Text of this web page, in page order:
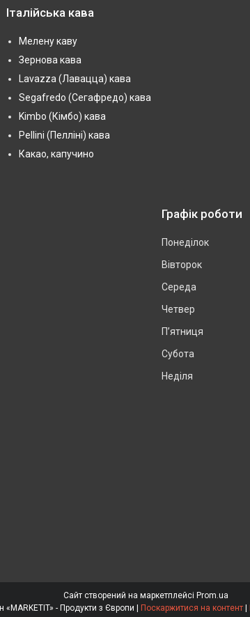
Італійська кава
Мелену каву
Зернова кава
Lavazza (Лавацца) кава
Segafredo (Сегафредо) кава
Kimbo (Кімбо) кава
Pellini (Пелліні) кава
Какао, капучино
Графік роботи
Понеділок
Вівторок
Середа
Четвер
Пʼятниця
Субота
Неділя
Сайт створений на маркетплейсі Prom.ua
Поскаржитися на контент